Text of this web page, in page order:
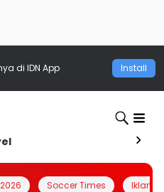
di IDN App Install
Soccer Times Iklanin